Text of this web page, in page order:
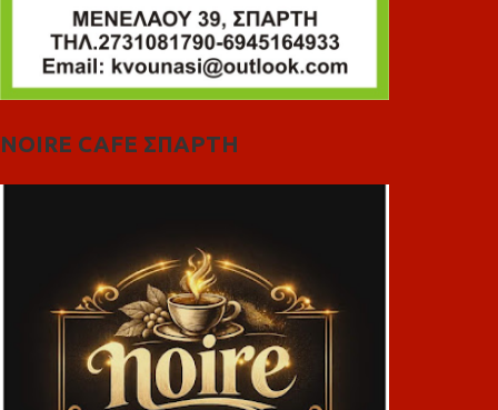
NOIRE CAFE ΣΠΑΡΤΗ